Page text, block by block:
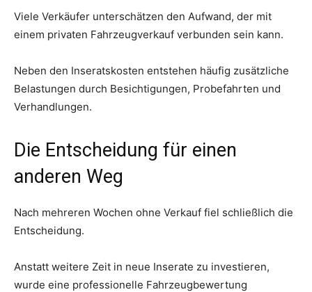
Viele Verkäufer unterschätzen den Aufwand, der mit
einem privaten Fahrzeugverkauf verbunden sein kann.
Neben den Inseratskosten entstehen häufig zusätzliche
Belastungen durch Besichtigungen, Probefahrten und
Verhandlungen.
Die Entscheidung für einen
anderen Weg
Nach mehreren Wochen ohne Verkauf fiel schließlich die
Entscheidung.
Anstatt weitere Zeit in neue Inserate zu investieren,
wurde eine professionelle Fahrzeugbewertung